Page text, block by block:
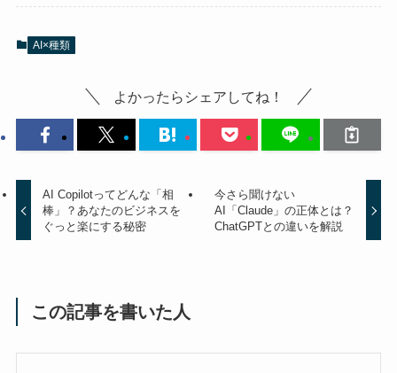
AI×種類
よかったらシェアしてね！
AI Copilotってどんな「相
棒」？あなたのビジネスを
ぐっと楽にする秘密
今さら聞けない
AI「Claude」の正体とは？
ChatGPTとの違いを解説
この記事を書いた人